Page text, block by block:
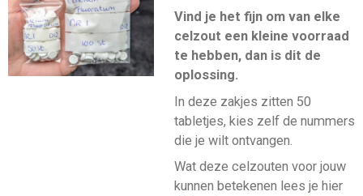
Vind je het fijn om van elke
celzout een kleine voorraad
te hebben, dan is dit de
oplossing.
In deze zakjes zitten 50
tabletjes, kies zelf de nummers
die je wilt ontvangen.
Wat deze celzouten voor jouw
kunnen betekenen lees je hier